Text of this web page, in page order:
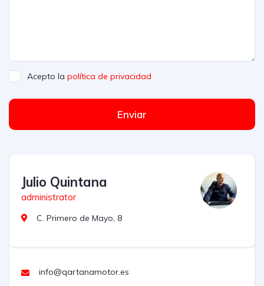
Acepto la política de privacidad
Enviar
Julio Quintana
administrator
C. Primero de Mayo, 8
info@qartanamotor.es